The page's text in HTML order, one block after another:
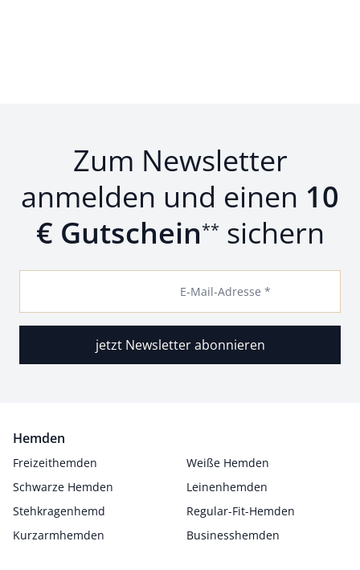
Zum Newsletter
anmelden und einen 10
€ Gutschein** sichern
E-Mail-Adresse *
jetzt Newsletter abonnieren
Hemden
Freizeithemden
Weiße Hemden
Schwarze Hemden
Leinenhemden
Stehkragenhemd
Regular-Fit-Hemden
Kurzarmhemden
Businesshemden